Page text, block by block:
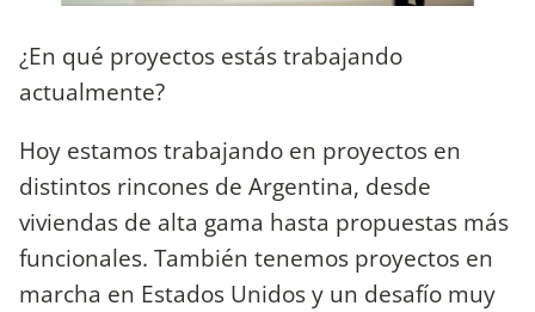
¿En qué proyectos estás trabajando
actualmente?
Hoy estamos trabajando en proyectos en
distintos rincones de Argentina, desde
viviendas de alta gama hasta propuestas más
funcionales. También tenemos proyectos en
marcha en Estados Unidos y un desafío muy